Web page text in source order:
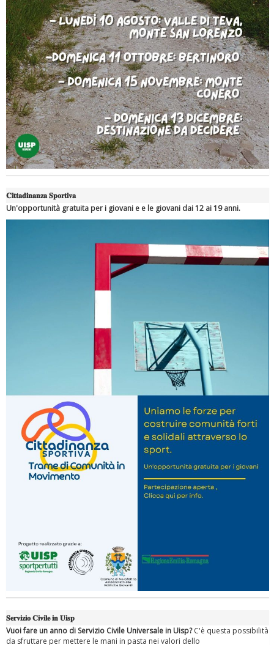
Ddl Lobby, Uisp: “Il Parlamento valorizzi le nostre specificità"
Tiziano Pesce nel Cda di Fondazione Terzjus: prima riunione a
Roma
𝐂𝐢𝐭𝐭𝐚𝐝𝐢𝐧𝐚𝐧𝐳𝐚 𝐒𝐩𝐨𝐫𝐭𝐢𝐯𝐚
Un'opportunità gratuita per i giovani e e le giovani dai 12 ai 19 anni.
𝐒𝐞𝐫𝐯𝐢𝐳𝐢𝐨 𝐂𝐢𝐯𝐢𝐥𝐞 𝐢𝐧 𝐔𝐢𝐬𝐩
Vuoi fare un anno di Servizio Civile Universale in Uisp?C'è questa possibilità
da sfruttare per mettere le mani in pasta nei valori dello